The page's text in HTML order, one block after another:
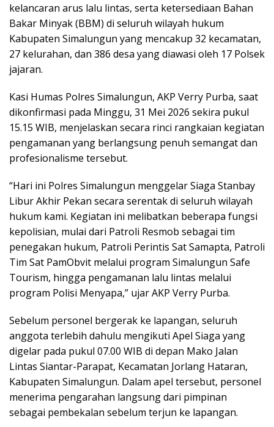
kelancaran arus lalu lintas, serta ketersediaan Bahan
Bakar Minyak (BBM) di seluruh wilayah hukum
Kabupaten Simalungun yang mencakup 32 kecamatan,
27 kelurahan, dan 386 desa yang diawasi oleh 17 Polsek
jajaran.
Kasi Humas Polres Simalungun, AKP Verry Purba, saat
dikonfirmasi pada Minggu, 31 Mei 2026 sekira pukul
15.15 WIB, menjelaskan secara rinci rangkaian kegiatan
pengamanan yang berlangsung penuh semangat dan
profesionalisme tersebut.
“Hari ini Polres Simalungun menggelar Siaga Stanbay
Libur Akhir Pekan secara serentak di seluruh wilayah
hukum kami. Kegiatan ini melibatkan beberapa fungsi
kepolisian, mulai dari Patroli Resmob sebagai tim
penegakan hukum, Patroli Perintis Sat Samapta, Patroli
Tim Sat PamObvit melalui program Simalungun Safe
Tourism, hingga pengamanan lalu lintas melalui
program Polisi Menyapa,” ujar AKP Verry Purba.
Sebelum personel bergerak ke lapangan, seluruh
anggota terlebih dahulu mengikuti Apel Siaga yang
digelar pada pukul 07.00 WIB di depan Mako Jalan
Lintas Siantar-Parapat, Kecamatan Jorlang Hataran,
Kabupaten Simalungun. Dalam apel tersebut, personel
menerima pengarahan langsung dari pimpinan
sebagai pembekalan sebelum terjun ke lapangan.